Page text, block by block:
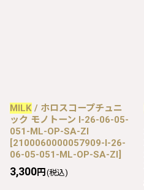
MILK / ホロスコープチュニ
ック モノトーン I-26-06-05-
051-ML-OP-SA-ZI
[2100060000057909-I-26-
06-05-051-ML-OP-SA-ZI]
3,300円 (税込)